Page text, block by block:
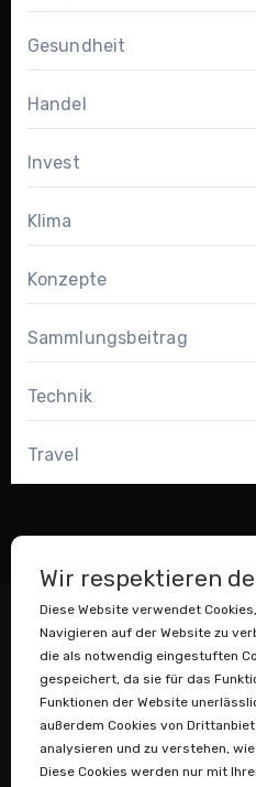
Gesundheit
Handel
Invest
Klima
Konzepte
Sammlungsbeitrag
Technik
Travel
Wir respektieren
Diese Website verwendet
Navigieren auf der Website zu
die als notwendig eingestuften
gespeichert, da sie für das
Funktionen der Website
außerdem Cookies von
analysieren und zu verstehen,
Diese Cookies werden nur mit